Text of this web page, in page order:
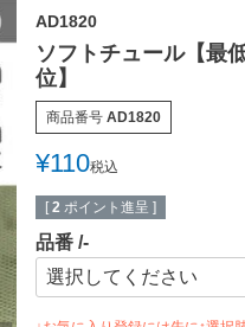
AD1820
ソフトチュール【最
位】
商品番号 AD1820
¥110税込
[ 2 ポイント進呈 ]
品番 -